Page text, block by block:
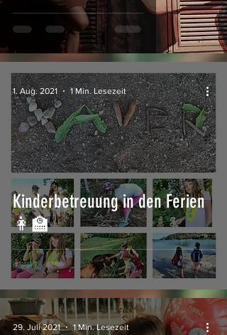
Kinderbetreuung in den Ferien
👩‍🏫
1. Aug. 2021 1 Min. Lesezeit
29. Juli 2021 1 Min. Lesezeit